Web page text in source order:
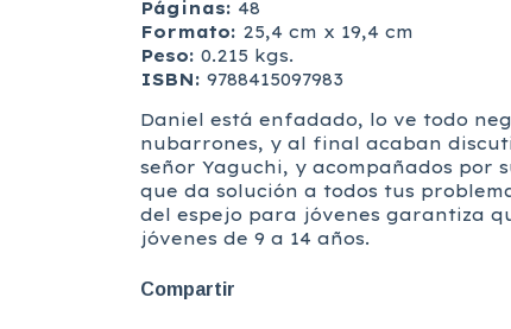
Páginas: 48
Formato: 25,4 cm x 19,4 cm
Peso: 0.215 kgs.
ISBN: 9788415097983
Daniel está enfadado, lo ve todo
nubarrones, y al final acaban
señor Yaguchi, y acompañados por
que da solución a todos tus
del espejo para jóvenes garantiza
jóvenes de 9 a 14 años.
Compartir